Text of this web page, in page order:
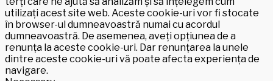
utilizați acest site web. Aceste cookie-uri vor fi stocate
în browser-ul dumneavoastră numai cu acordul
dumneavoastră. De asemenea, aveți opțiunea de a
renunța la aceste cookie-uri. Dar renunțarea la unele
dintre aceste cookie-uri vă poate afecta experiența de
navigare.